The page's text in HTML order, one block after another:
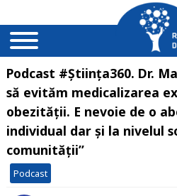
Podcast #Știința360. Dr.
să evităm medicalizarea
obezității. E nevoie de o
individual dar și la nivelul
comunității”
Podcast